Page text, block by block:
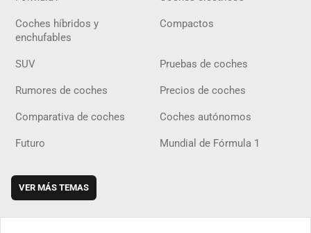
Coches híbridos y
enchufables
Compactos
SUV Pruebas de coches
Rumores de coches Precios de coches
Comparativa de coches Coches autónomos
Futuro Mundial de Fórmula 1
VER MÁS TEMAS